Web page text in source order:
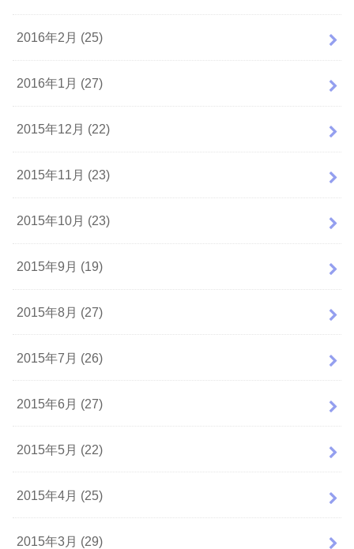
2016年2月 (25)
2016年1月 (27)
2015年12月 (22)
2015年11月 (23)
2015年10月 (23)
2015年9月 (19)
2015年8月 (27)
2015年7月 (26)
2015年6月 (27)
2015年5月 (22)
2015年4月 (25)
2015年3月 (29)